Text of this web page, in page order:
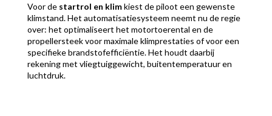
Voor de startrol en klimkiest de piloot een gewenste
klimstand. Het automatisatiesysteem neemt nu de regie
over: het optimaliseert het motortoerental en de
propellersteek voor maximale klimprestaties of voor een
specifieke brandstofefficiëntie. Het houdt daarbij
rekening met vliegtuiggewicht, buitentemperatuur en
luchtdruk.